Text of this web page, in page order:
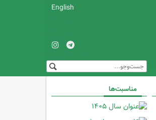
English
مناسبت‌ها